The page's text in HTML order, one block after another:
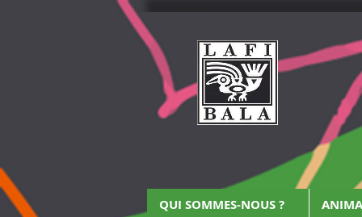
QUI SOMMES-NOUS ?